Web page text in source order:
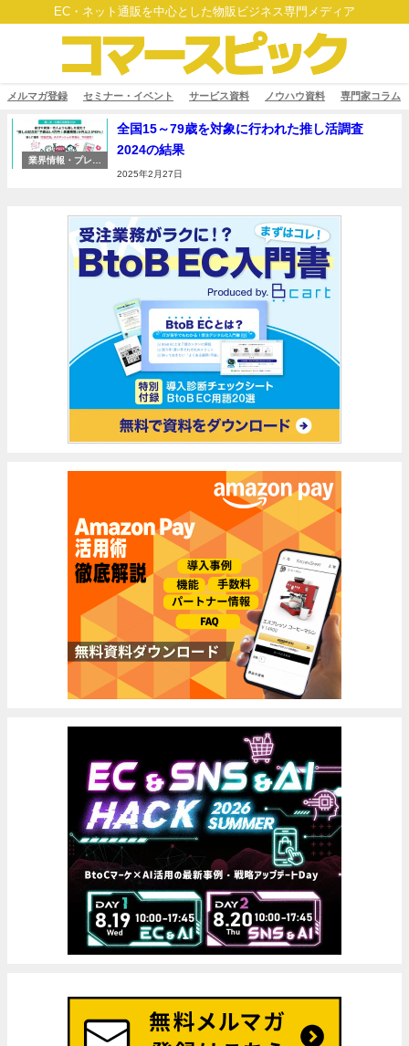
EC・ネット通販を中心とした物販ビジネス専門メディア
メルマガ登録 セミナー・イベント サービス資料 ノウハウ資料 専門家コラム
業界情報・プレス
全国15～79歳を対象に行われた推し活調査
2024の結果
2025年2月27日